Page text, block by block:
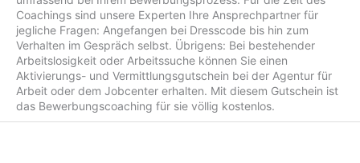
Coachings sind unsere Experten Ihre Ansprechpartner für
jegliche Fragen: Angefangen bei Dresscode bis hin zum
Verhalten im Gespräch selbst. Übrigens: Bei bestehender
Arbeitslosigkeit oder Arbeitssuche können Sie einen
Aktivierungs- und Vermittlungsgutschein bei der Agentur für
Arbeit oder dem Jobcenter erhalten. Mit diesem Gutschein ist
das Bewerbungscoaching für sie völlig kostenlos.